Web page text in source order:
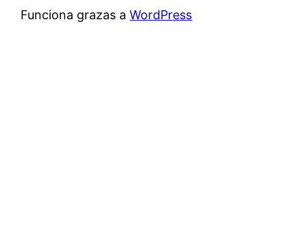
Funciona grazas aWordPress